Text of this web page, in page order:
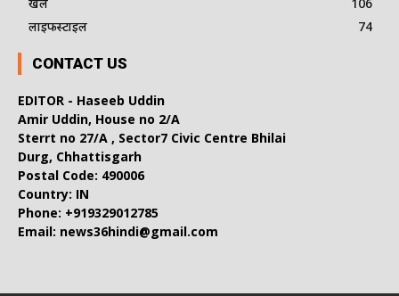
लाइफस्टाइल
74
CONTACT US
EDITOR - Haseeb Uddin
Amir Uddin, House no 2/A
Sterrt no 27/A , Sector7 Civic Centre Bhilai
Durg, Chhattisgarh
Postal Code: 490006
Country: IN
Phone: +919329012785
Email: news36hindi@gmail.com